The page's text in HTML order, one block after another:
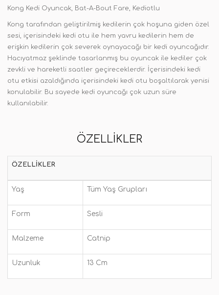
Kong Kedi Oyuncak, Bat-A-Bout Fare, Kediotlu
Kong tarafından geliştirilmiş kedilerin çok hoşuna giden özel
sesi, içerisindeki kedi otu ile hem yavru kedilerin hem de
erişkin kedilerin çok severek oynayacağı bir kedi oyuncağıdır.
Hacıyatmaz şeklinde tasarlanmış bu oyuncak ile kediler çok
zevkli ve hareketli saatler geçireceklerdir. İçerisindeki kedi
otu etkisi azaldığında içerisindeki kedi otu boşaltılarak yenisi
konulabilir. Bu sayede kedi oyuncağı çok uzun süre
kullanılabilir.
ÖZELLIKLER
ÖZELLIKLER
Yaş Tüm Yaş Grupları
Form Sesli
Malzeme Catnip
Uzunluk 13 Cm